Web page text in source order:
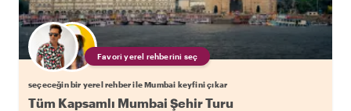
Favori yerel rehberini seç
seçeceğin bir yerel rehber ile Mumbai keyfini çıkar
Tüm Kapsamlı Mumbai Şehir Turu